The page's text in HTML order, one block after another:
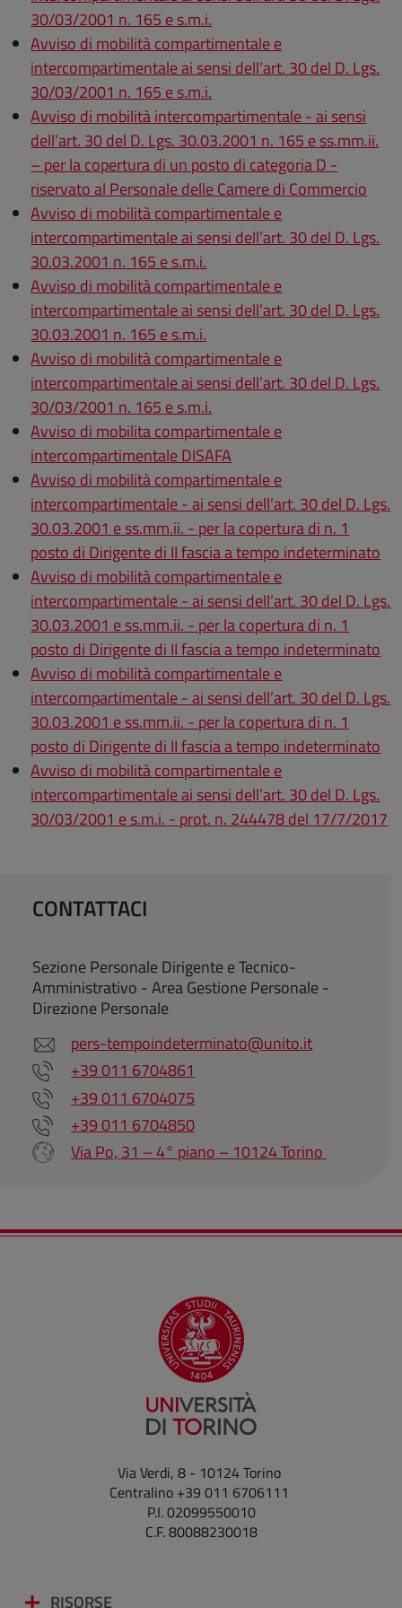
30/03/2001 n. 165 e s.m.i.
Avviso di mobilità compartimentale e
intercompartimentale ai sensi dell’art. 30 del D. Lgs.
30/03/2001 n. 165 e s.m.i.
Avviso di mobilità intercompartimentale - ai sensi
dell’art. 30 del D. Lgs. 30.03.2001 n. 165 e ss.mm.ii.
– per la copertura di un posto di categoria D -
riservato al Personale delle Camere di Commercio
Avviso di mobilità compartimentale e
intercompartimentale ai sensi dell’art. 30 del D. Lgs.
30.03.2001 n. 165 e s.m.i.
Avviso di mobilità compartimentale e
intercompartimentale ai sensi dell’art. 30 del D. Lgs.
30.03.2001 n. 165 e s.m.i.
Avviso di mobilità compartimentale e
intercompartimentale ai sensi dell’art. 30 del D. Lgs.
30/03/2001 n. 165 e s.m.i.
Avviso di mobilita compartimentale e
intercompartimentale DISAFA
Avviso di mobilità compartimentale e
intercompartimentale - ai sensi dell’art. 30 del D. Lgs.
30.03.2001 e ss.mm.ii. - per la copertura di n. 1
posto di Dirigente di II fascia a tempo indeterminato
Avviso di mobilità compartimentale e
intercompartimentale - ai sensi dell’art. 30 del D. Lgs.
30.03.2001 e ss.mm.ii. - per la copertura di n. 1
posto di Dirigente di II fascia a tempo indeterminato
Avviso di mobilità compartimentale e
intercompartimentale - ai sensi dell’art. 30 del D. Lgs.
30.03.2001 e ss.mm.ii. - per la copertura di n. 1
posto di Dirigente di II fascia a tempo indeterminato
Avviso di mobilità compartimentale e
intercompartimentale ai sensi dell’art. 30 del D. Lgs.
30/03/2001 e s.m.i. - prot. n. 244478 del 17/7/2017
CONTATTACI
Sezione Personale Dirigente e Tecnico-
Amministrativo - Area Gestione Personale -
Direzione Personale
pers-tempoindeterminato@unito.it
+39 011 6704861
+39 011 6704075
+39 011 6704850
Via Po, 31 – 4° piano – 10124 Torino
Via Verdi, 8 - 10124 Torino
Centralino +39 011 6706111
P.I. 02099550010
C.F. 80088230018
RISORSE